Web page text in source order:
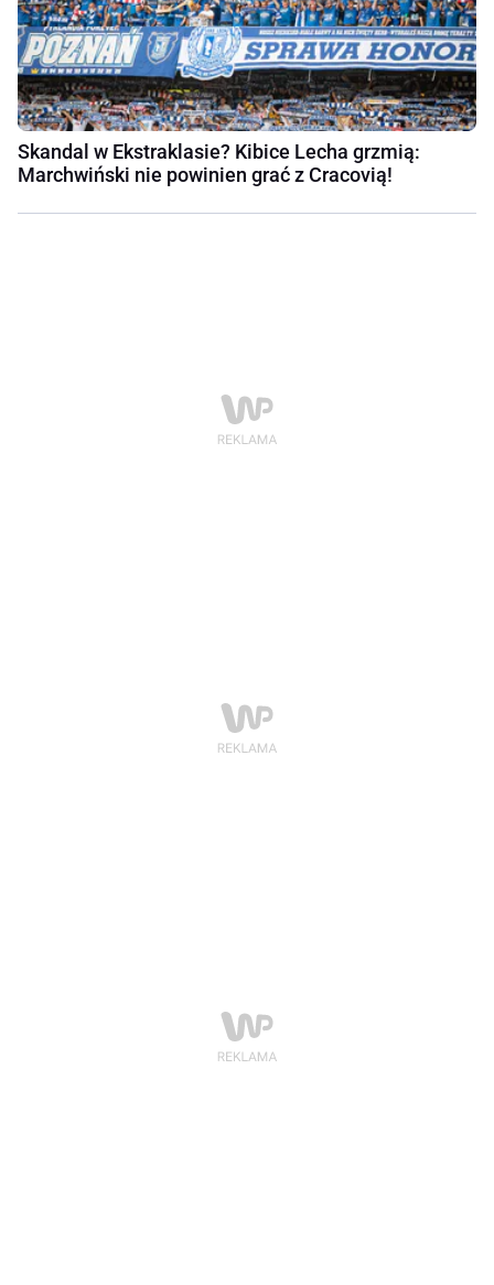
Skandal w Ekstraklasie? Kibice Lecha grzmią:
Marchwiński nie powinien grać z Cracovią!